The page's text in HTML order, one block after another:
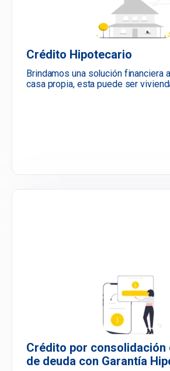
Crédito Hipotecario
Brindamos una solución financiera
casa propia, esta puede ser
Crédito por consolidación
de deuda con Garantía